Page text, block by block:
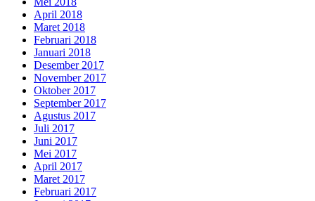
April 2018
Maret 2018
Februari 2018
Januari 2018
Desember 2017
November 2017
Oktober 2017
September 2017
Agustus 2017
Juli 2017
Juni 2017
Mei 2017
April 2017
Maret 2017
Februari 2017